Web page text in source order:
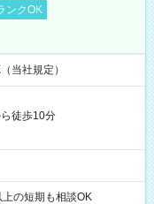
ンクOK
当社規定）
徒歩10分
の短期も相談OK